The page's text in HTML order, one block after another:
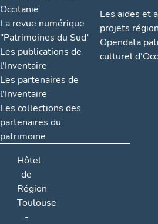
Occitanie
La revue numérique
"Patrimoines du Sud"
Les publications de
l'Inventaire
Les partenaires de
l'Inventaire
Les collections des
partenaires du
patrimoine
Les aides et
projets
Opendata
culturel
Hôtel
de
Région
Toulouse
-